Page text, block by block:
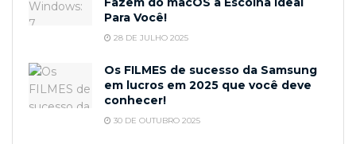
Para Você!
28 DE JULHO 2025
Os FILMES de sucesso da Samsung
em lucros em 2025 que você deve
conhecer!
30 DE OUTUBRO 2025